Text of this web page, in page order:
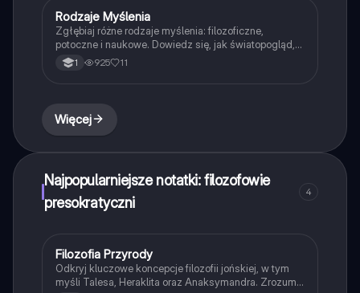
Filozofia
Rodzaje Myślenia
Zgłębiaj różne rodzaje myślenia: filozoficzne,
potoczne i naukowe. Dowiedz się, jak światopogląd,
ideologia i konformizm wpływają na nasze
postrzeganie rzeczywistości. Materiał zawiera
1 925 11
Więcej
Najpopularniejsze notatki: filozofowie
presokratyczni
4
Filozofia
Filozofia Przyrody
Odkryj kluczowe koncepcje filozofii jońskiej, w tym
myśli Talesa, Heraklita oraz Anaksymandra. Zrozum